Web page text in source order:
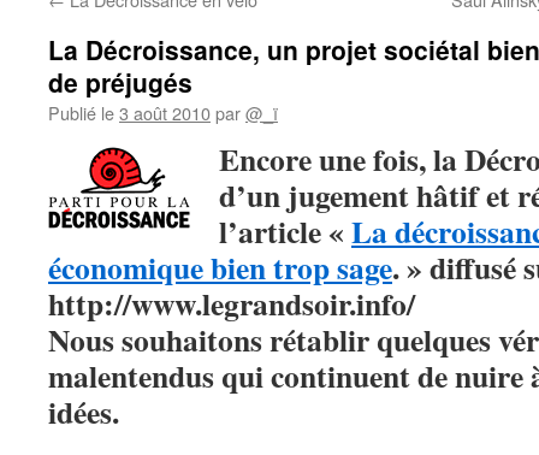
La Décroissance, un projet sociétal
de préjugés
Publié le3 août 2010par@_ï
Encoreune fois, la
d’un jugement hâtif et
l’article «La
économique bien trop sage. » diffusé
http://www.legrandsoir.info/
Nous souhaitons rétablir quelques
malentendus qui continuent de nuire
idées.